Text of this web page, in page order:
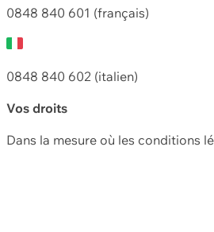
0848 840 601 (français)
0848 840 602 (italien)
Vos droits
Dans la mesure où les conditions